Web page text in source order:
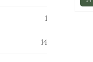
1
1414